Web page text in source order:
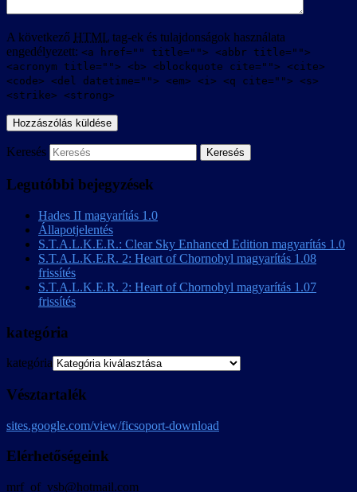
A következő HTML tag-ek és tulajdonságok használata
engedélyezett: <a href="" title=""> <abbr title="">
<acronym title=""> <b> <blockquote cite=""> <cite>
<code> <del datetime=""> <em> <i> <q cite=""> <s>
<strike> <strong>
Keresés
Legutóbbi bejegyzések
Hades II magyarítás 1.0
Állapotjelentés
S.T.A.L.K.E.R.: Clear Sky Enhanced Edition magyarítás 1.0
S.T.A.L.K.E.R. 2: Heart of Chornobyl magyarítás 1.08
frissítés
S.T.A.L.K.E.R. 2: Heart of Chornobyl magyarítás 1.07
frissítés
kategória
kategória
Vésztartalék
sites.google.com/view/ficsoport-download
Elérhetőségeink
mrf_of_vsb@hotmail.com